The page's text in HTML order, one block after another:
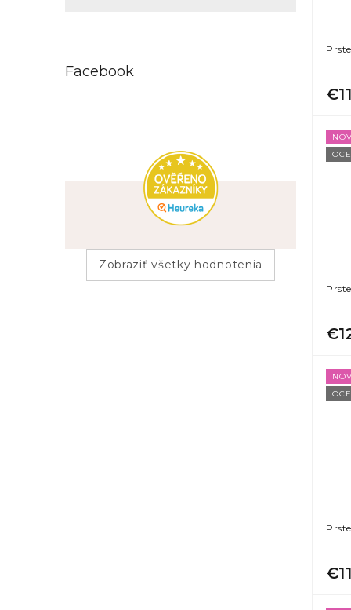
Univerzálna
Facebook
Zobraziť všetky hodnotenia